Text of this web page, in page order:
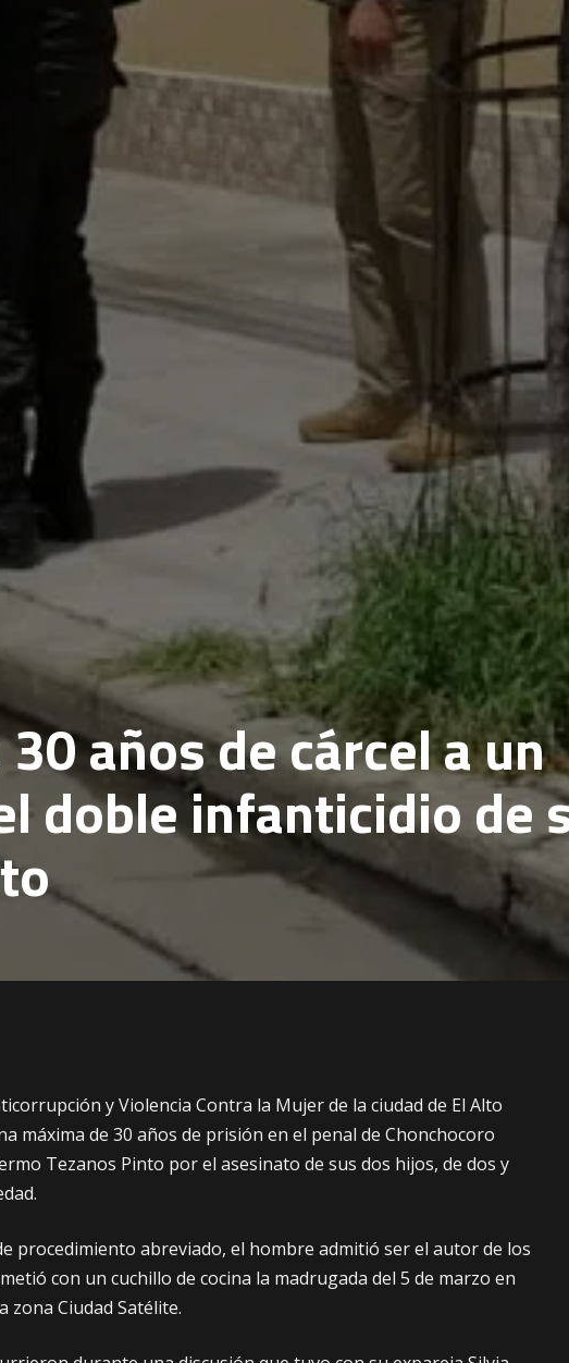
años de cárcel a un
doble infanticidio de
y Violencia Contra la Mujer de la ciudad de El Alto
máxima de 30 años de prisión en el penal de Chonchocoro
Tezanos Pinto por el asesinato de sus dos hijos, de dos y
procedimiento abreviado, el hombre admitió ser el autor de los
con un cuchillo de cocina la madrugada del 5 de marzo en
zona Ciudad Satélite.